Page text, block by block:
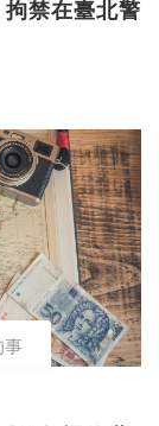
禁在臺北警
事